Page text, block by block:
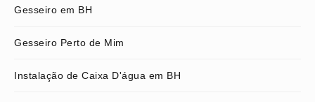
Gesseiro em BH
Gesseiro Perto de Mim
Instalação de Caixa D'água em BH